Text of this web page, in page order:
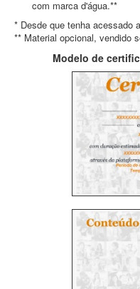
com marca d'água.**
* Desde que tenha acessado
** Material opcional, vendido
Modelo de